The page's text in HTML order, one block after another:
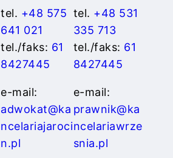
tel. +48 575
641 021
tel./faks: 61
8427445
e-mail:
adwokat@ka
ncelariajaroci
n.pl
tel. +48 531
335 713
tel./faks: 61
8427445
e-mail:
prawnik@ka
ncelariawrze
snia.pl